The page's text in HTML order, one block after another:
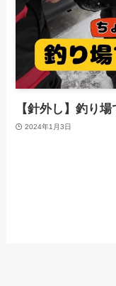
【針外し】釣り
2024年1月3日